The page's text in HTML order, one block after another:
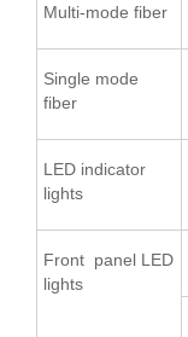
Multi-mode fiber
Single mode
fiber
LED indicator
lights
Front panel LED
lights